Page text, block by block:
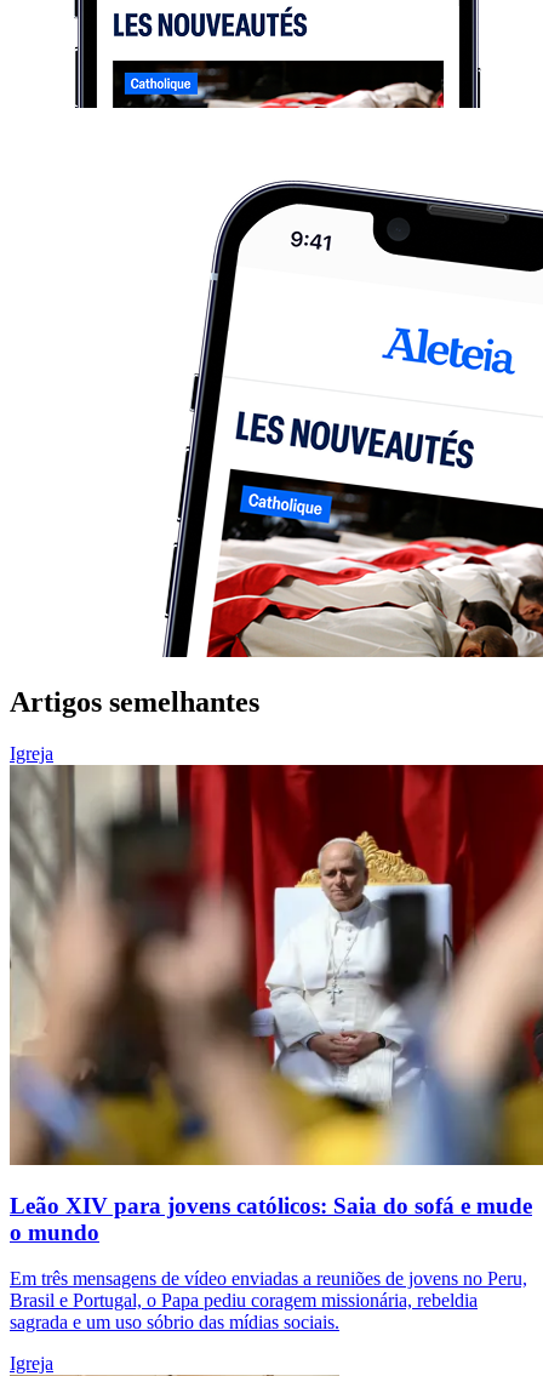
Artigos semelhantes
Igreja
Leão XIV para jovens católicos: Saia do sofá e mude
o mundo
Em três mensagens de vídeo enviadas a reuniões de jovens no Peru,
Brasil e Portugal, o Papa pediu coragem missionária, rebeldia
sagrada e um uso sóbrio das mídias sociais.
Igreja